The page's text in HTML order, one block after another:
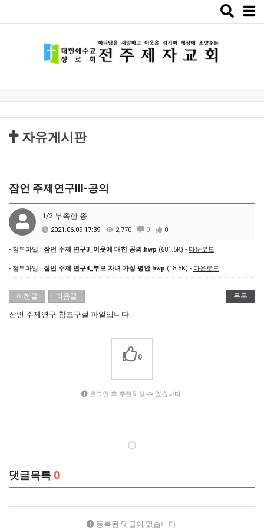
Toggle
자유게시판
잠언 주제연구Ⅲ-공의
1/2 부족한 종
2021.06.09 17:39 2,770 0 0
- 첨부파일 : 잠언 주제 연구3_이웃에 대한 공의.hwp (681.5K) - 다운로드
- 첨부파일 : 잠언 주제 연구4_부모 자녀 가정 평안.hwp (18.5K) - 다운로드
이전글 다음글 목록
잠언 주제연구 참조구절 파일입니다.
0
로그인 후 추천하실 수 있습니다.
댓글목록 0
등록된 댓글이 없습니다.